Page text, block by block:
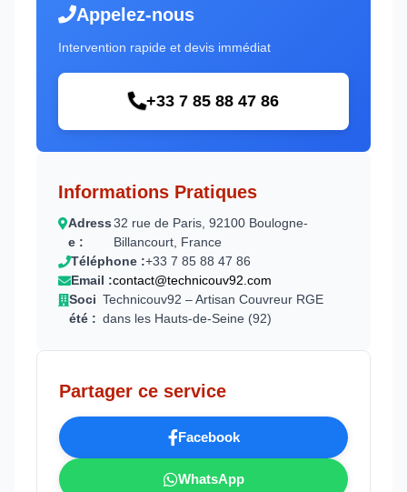
Appelez-nous
Intervention rapide et devis immédiat
+33 7 85 88 47 86
Informations Pratiques
Adress
e :
32 rue de Paris, 92100 Boulogne-
Billancourt, France
Téléphone :+33 7 85 88 47 86
Email :contact@technicouv92.com
Soci
été :
Technicouv92 – Artisan Couvreur RGE
dans les Hauts-de-Seine (92)
Partager ce service
Facebook
WhatsApp